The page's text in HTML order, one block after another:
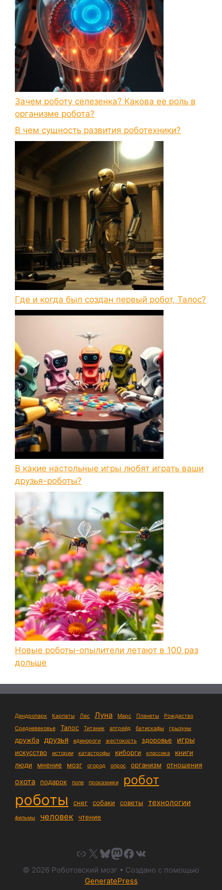
Зачем роботу селезенка? Какова ее роль в
организме робота?
В чем сущность развития роботехники?
Где и когда был создан первый робот, Талос?
В какие настольные игры любят играть ваши
друзья-роботы?
Новые роботы-опылители летают в 100 раз
дольше
Дендропарк Карпаты Лес Луна Марс Планеты
Рождество
Средневековье
Талос Титаник апгрейд батискафы грызуны
дружба друзья единороги жестокость здоровье игры
искусство истории катастрофы киборги классика
книги
люди
мнение мозг огород опрос организм отношения
охота подарок поле проказники робот
роботы снег собаки советы технологии
фильмы человек чтение
Link
X Bluesky
Mastodon
Facebook
VK
© 2026 Роботовский мозг • Создано с помощью
GeneratePress